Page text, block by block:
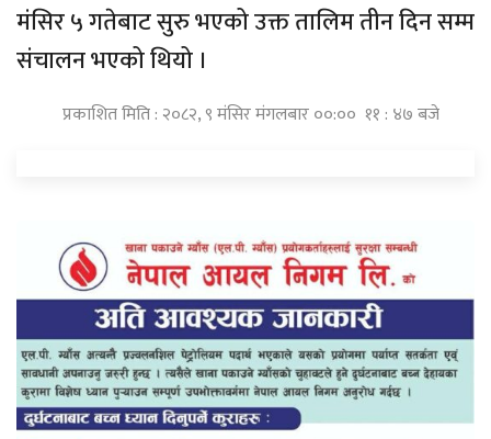
मंसिर ५ गतेबाट सुरु भएको उक्त तालिम तीन दिन सम्म
संचालन भएको थियो ।
प्रकाशित मिति : २०८२, ९ मंसिर मंगलबार ००:०० ११ : ४७ बजे